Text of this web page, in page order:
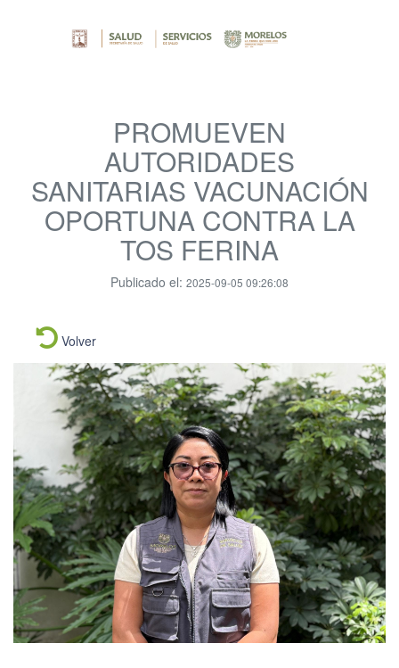
PROMUEVEN
AUTORIDADES
SANITARIAS VACUNACIÓN
OPORTUNA CONTRA LA
TOS FERINA
Publicado el: 2025-09-05 09:26:08
Volver